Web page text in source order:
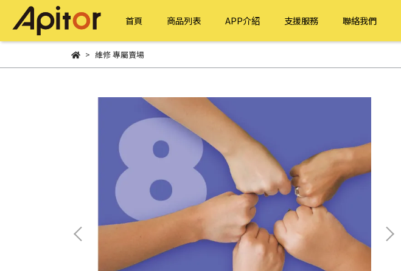
首頁 商品列表 APP介紹 支援服務 聯絡我們
維修 專屬賣場